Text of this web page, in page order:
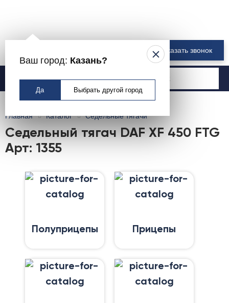
Ваш город: Казань?
Да Выбрать другой город
Заказать звонок
Москва
Главная Каталог Седельные тягачи
Седельный тягач DAF XF 450 FTG
Арт: 1355
Полуприцепы Прицепы